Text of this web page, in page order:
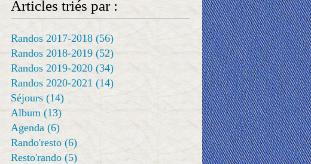
Articles triés par :
Randos 2017-2018 (56)
Randos 2018-2019 (52)
Randos 2019-2020 (34)
Randos 2020-2021 (14)
Séjours (14)
Album (13)
Agenda (6)
Rando'resto (6)
Resto'rando (5)